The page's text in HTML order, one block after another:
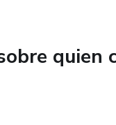
quien